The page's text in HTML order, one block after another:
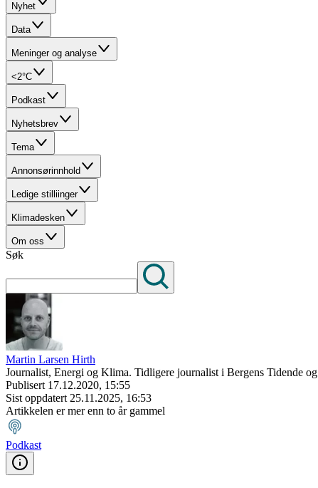
Nyhet
Data
Meninger og analyse
<2°C
Podkast
Nyhetsbrev
Tema
Annonsørinnhold
Ledige stilliinger
Klimadesken
Om oss
Søk
Martin Larsen Hirth
Journalist, Energi og Klima. Tidligere journalist i Bergens Tidende
Publisert 17.12.2020, 15:55
Sist oppdatert 25.11.2025, 16:53
Artikkelen er mer enn to år gammel
Podkast